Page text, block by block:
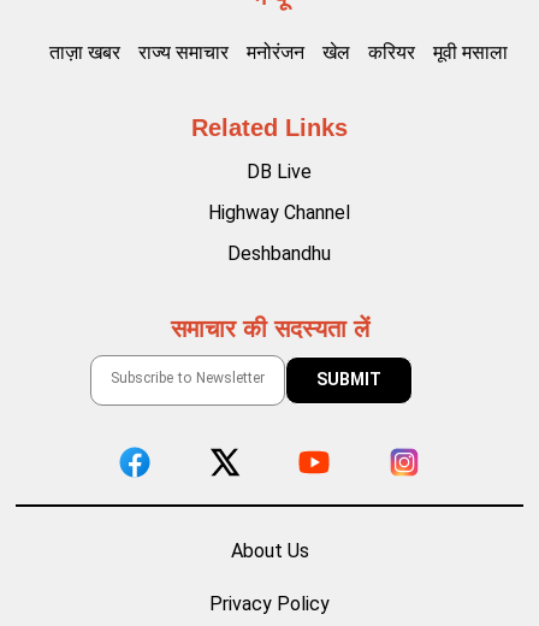
ताज़ा खबर राज्य समाचार मनोरंजन खेल करियर मूवी मसाला
Related Links
DB Live
Highway Channel
Deshbandhu
समाचार की सदस्यता लें
About Us
Privacy Policy